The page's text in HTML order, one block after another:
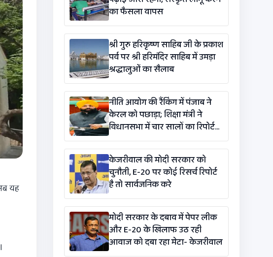
यह
का फैसला वापस
श्री गुरु हरिकृष्ण साहिब जी के प्रकाश
पर्व पर श्री हरिमंदिर साहिब में उमड़ा
श्रद्धालुओं का सैलाब
नीति आयोग की रैंकिंग में पंजाब ने
केरल को पछाड़ा; शिक्षा मंत्री ने
विधानसभा में चार सालों का रिपोर्ट
कार्ड पेश किया
केजरीवाल की मोदी सरकार को
चुनौती, E-20 पर कोई रिसर्च रिपोर्ट
है तो सार्वजनिक करे
मोदी सरकार के दबाव में पेपर लीक
और E-20 के खिलाफ उठ रही
आवाज को दबा रहा मेटा- केजरीवाल